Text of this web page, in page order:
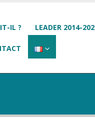
IL ? LEADER 2014-